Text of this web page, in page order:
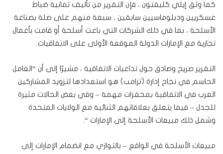
كما وثق إيلي كليفتون ، فإن التقرير من تأليف ثمانية ضباط
عسكريين ودبلوماسيين سابقين ، سبعة منهم على صلة بصناعة
الأسلحة ، بما في ذلك الشركات التي باعت أسلحة أو قامت بأعمال
تجارية مع الإمارات الدولة الموقعة الأولى على الاتفاقيات.
التقرير صريح وصادق حول تداعيات الاتفاقية ، مشيرًا إلى أن “العامل
الحاسم في نجاح إدارة (ترامب) هو استعدادها لتزويد المشاركين
العرب في الاتفاقية بمحفزات مهمة – وفي بعض الحالات مثيرة
للجدل – فيما يتعلق بعلاقاتهم الثنائية مع الولايات المتحدة
وشمل ذلك مبيعات الأسلحة إلى الإمارات “.
مبيعات الأسلحة في الواقع – بالتوازي مع انضمام الإمارات إلى